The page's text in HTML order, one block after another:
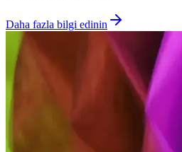
Daha fazla bilgi edinin